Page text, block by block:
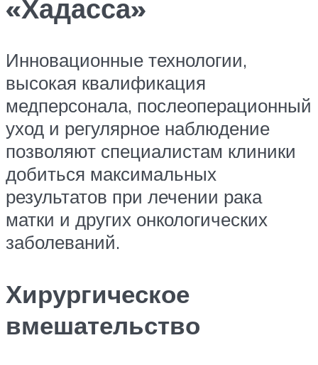
«Хадасса»
Инновационные технологии,
высокая квалификация
медперсонала, послеоперационный
уход и регулярное наблюдение
позволяют специалистам клиники
добиться максимальных
результатов при лечении рака
матки и других онкологических
заболеваний.
Хирургическое
вмешательство